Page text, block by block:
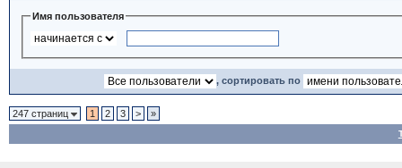
Имя пользователя
, сортировать по
247 страниц 1 2 3 > »